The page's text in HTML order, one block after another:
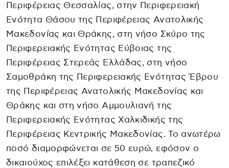
Περιφέρειας Θεσσαλίας, στην Περιφερειακή
Ενότητα Θάσου της Περιφέρειας Ανατολικής
Μακεδονίας και Θράκης, στη νήσο Σκύρο της
Περιφερειακής Ενότητας Εύβοιας της
Περιφέρειας Στερεάς Ελλάδας, στη νήσο
Σαμοθράκη της Περιφερειακής Ενότητας Έβρου
της Περιφέρειας Ανατολικής Μακεδονίας και
Θράκης και στη νήσο Αμμουλιανή της
Περιφερειακής Ενότητας Χαλκιδικής της
Περιφέρειας Κεντρικής Μακεδονίας. Το ανωτέρω
ποσό διαμορφώνεται σε 50 ευρώ, εφόσον ο
δικαιούχος επιλέξει κατάθεση σε τραπεζικό